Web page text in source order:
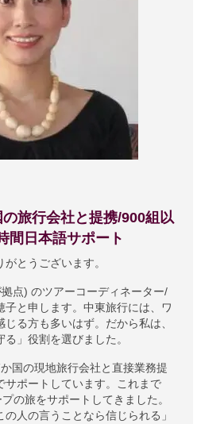
旅行会社と提携/900組以
間日本語サポート
とうございます。
点) のツアーコーディネーター/
と申します。中東旅行には、ワ
る方も多いはず。だから私は、
」役割を選びました。
国の現地旅行会社と直接業務提
サポートしています。これまで
の旅をサポートしてきました。
の人の言うことなら信じられる」